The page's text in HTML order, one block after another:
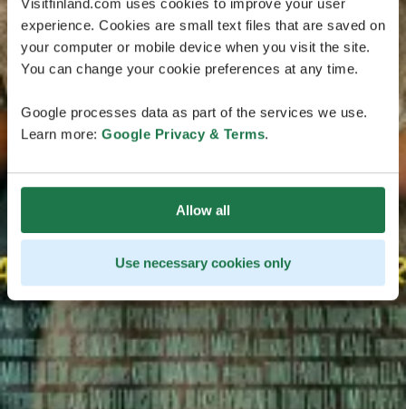
experience. Cookies are small text files that are saved on
your computer or mobile device when you visit the site.
You can change your cookie preferences at any time.
Google processes data as part of the services we use.
Learn more: Google Privacy & Terms.
Allow all
Use necessary cookies only